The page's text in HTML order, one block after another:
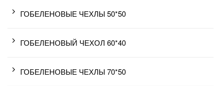
ГОБЕЛЕНОВЫЕ ЧЕХЛЫ 50*50
ГОБЕЛЕНОВЫЙ ЧЕХОЛ 60*40
ГОБЕЛЕНОВЫЕ ЧЕХЛЫ 70*50